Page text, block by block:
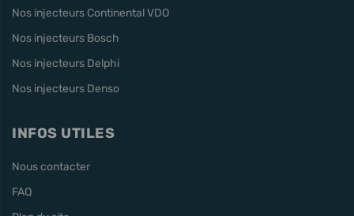
Nos injecteurs Continental VDO
Nos injecteurs Bosch
Nos injecteurs Delphi
Nos injecteurs Denso
INFOS UTILES
Nous contacter
FAQ